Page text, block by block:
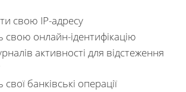
свою IP-адресу
свою онлайн-ідентифікацію
активності для відстеження
свої банківські операції